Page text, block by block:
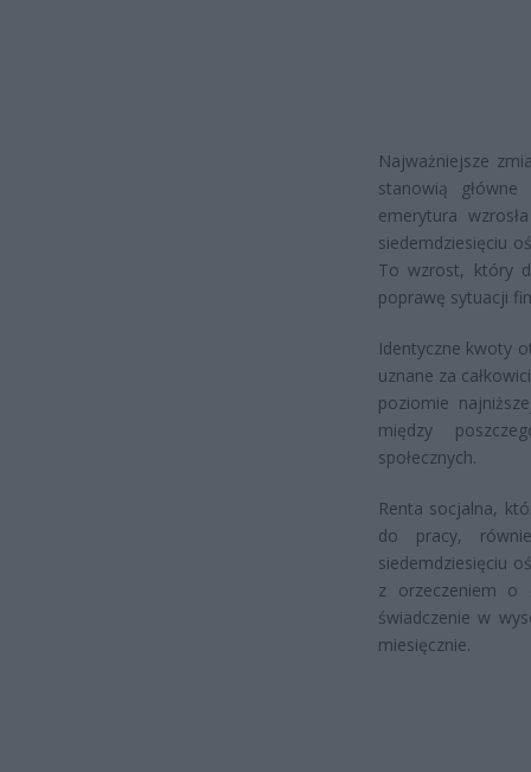
Najważniejsze
stanowią
emerytura
siedemdziesięciu
To wzrost, który
poprawę sytuacji
Identyczne kwoty
uznane za
poziomie
między
społecznych.
Renta socjalna,
do pracy,
siedemdziesięciu
z orzeczeniem o
świadczenie w
miesięcznie.